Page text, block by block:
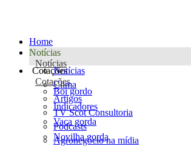
Home
Notícias
Notícias
Notícias
Clima
Artigos
TV Scot Consultoria
Podcasts
Agronegócio na mídia
Cotações
Cotações
Boi gordo
Indicadores
Vaca gorda
Novilha gorda